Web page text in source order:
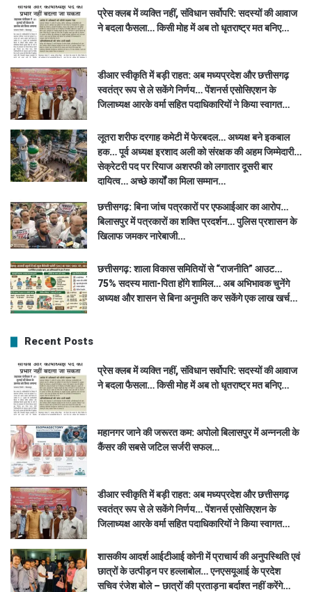
प्रेस क्लब में व्यक्ति नहीं, संविधान सर्वोपरि: सदस्यों की आवाज
ने बदला फैसला… किसी मोह में अब तो धृतराष्ट्र मत बनिए…
डीआर स्वीकृति में बड़ी राहत: अब मध्यप्रदेश और छत्तीसगढ़
स्वतंत्र रूप से ले सकेंगे निर्णय… पेंशनर्स एसोसिएशन के
जिलाध्यक्ष आरके वर्मा सहित पदाधिकारियों ने किया स्वागत…
लूतरा शरीफ दरगाह कमेटी में फेरबदल… अध्यक्ष बने इकबाल
हक… पूर्व अध्यक्ष इरशाद अली को संरक्षक की अहम जिम्मेदारी…
सेक्रेटरी पद पर रियाज अशरफी को लगातार दूसरी बार
दायित्व… अच्छे कार्यों का मिला सम्मान…
छत्तीसगढ़: बिना जांच पत्रकारों पर एफआईआर का आरोप…
बिलासपुर में पत्रकारों का शक्ति प्रदर्शन… पुलिस प्रशासन के
खिलाफ जमकर नारेबाजी…
छत्तीसगढ़: शाला विकास समितियों से “राजनीति” आउट…
75% सदस्य माता-पिता होंगे शामिल… अब अभिभावक चुनेंगे
अध्यक्ष और शासन से बिना अनुमति कर सकेंगे एक लाख खर्च…
Recent Posts
प्रेस क्लब में व्यक्ति नहीं, संविधान सर्वोपरि: सदस्यों की आवाज
ने बदला फैसला… किसी मोह में अब तो धृतराष्ट्र मत बनिए…
महानगर जाने की जरूरत कम: अपोलो बिलासपुर में अन्ननली के
कैंसर की सबसे जटिल सर्जरी सफल…
डीआर स्वीकृति में बड़ी राहत: अब मध्यप्रदेश और छत्तीसगढ़
स्वतंत्र रूप से ले सकेंगे निर्णय… पेंशनर्स एसोसिएशन के
जिलाध्यक्ष आरके वर्मा सहित पदाधिकारियों ने किया स्वागत…
शासकीय आदर्श आईटीआई कोनी में प्राचार्य की अनुपस्थिति एवं
छात्रों के उत्पीड़न पर हल्लाबोल… एनएसयूआई के प्रदेश
सचिव रंजेश बोले – छात्रों की प्रताड़ना बर्दाश्त नहीं करेंगे…